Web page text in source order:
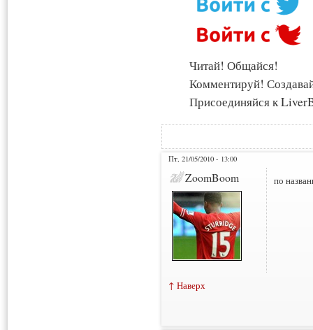
Читай! Общайся!
Комментируй!
Присоединяйся к
Пт, 21/05/2010 - 13:00
ZoomBoom по
↑ Наверх